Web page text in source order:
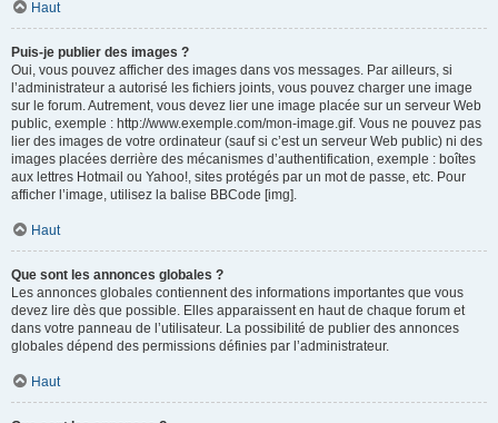
Haut
Puis-je publier des images ?
Oui, vous pouvez afficher des images dans vos messages. Par ailleurs, si
l’administrateur a autorisé les fichiers joints, vous pouvez charger une image
sur le forum. Autrement, vous devez lier une image placée sur un serveur Web
public, exemple : http://www.exemple.com/mon-image.gif. Vous ne pouvez pas
lier des images de votre ordinateur (sauf si c’est un serveur Web public) ni des
images placées derrière des mécanismes d’authentification, exemple : boîtes
aux lettres Hotmail ou Yahoo!, sites protégés par un mot de passe, etc. Pour
afficher l’image, utilisez la balise BBCode [img].
Haut
Que sont les annonces globales ?
Les annonces globales contiennent des informations importantes que vous
devez lire dès que possible. Elles apparaissent en haut de chaque forum et
dans votre panneau de l’utilisateur. La possibilité de publier des annonces
globales dépend des permissions définies par l’administrateur.
Haut